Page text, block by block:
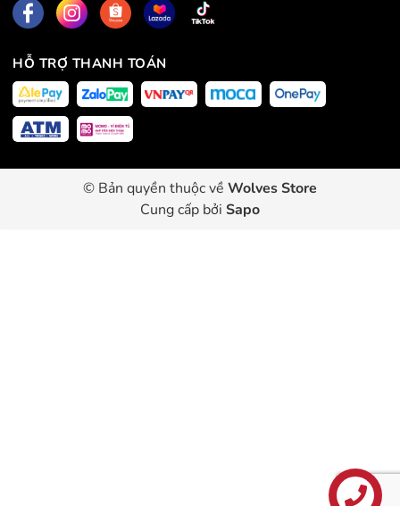
HỖ TRỢ THANH TOÁN
© Bản quyền thuộc về Wolves Store
Cung cấp bởi Sapo
Liên hệ